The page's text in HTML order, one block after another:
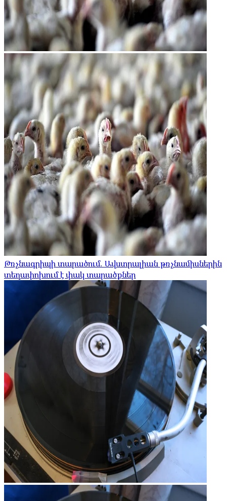
Թռչնագրիպի տարածում. Ավստրալիան թռչնամիսներին
տեղափոխում է փակ տարածքներ